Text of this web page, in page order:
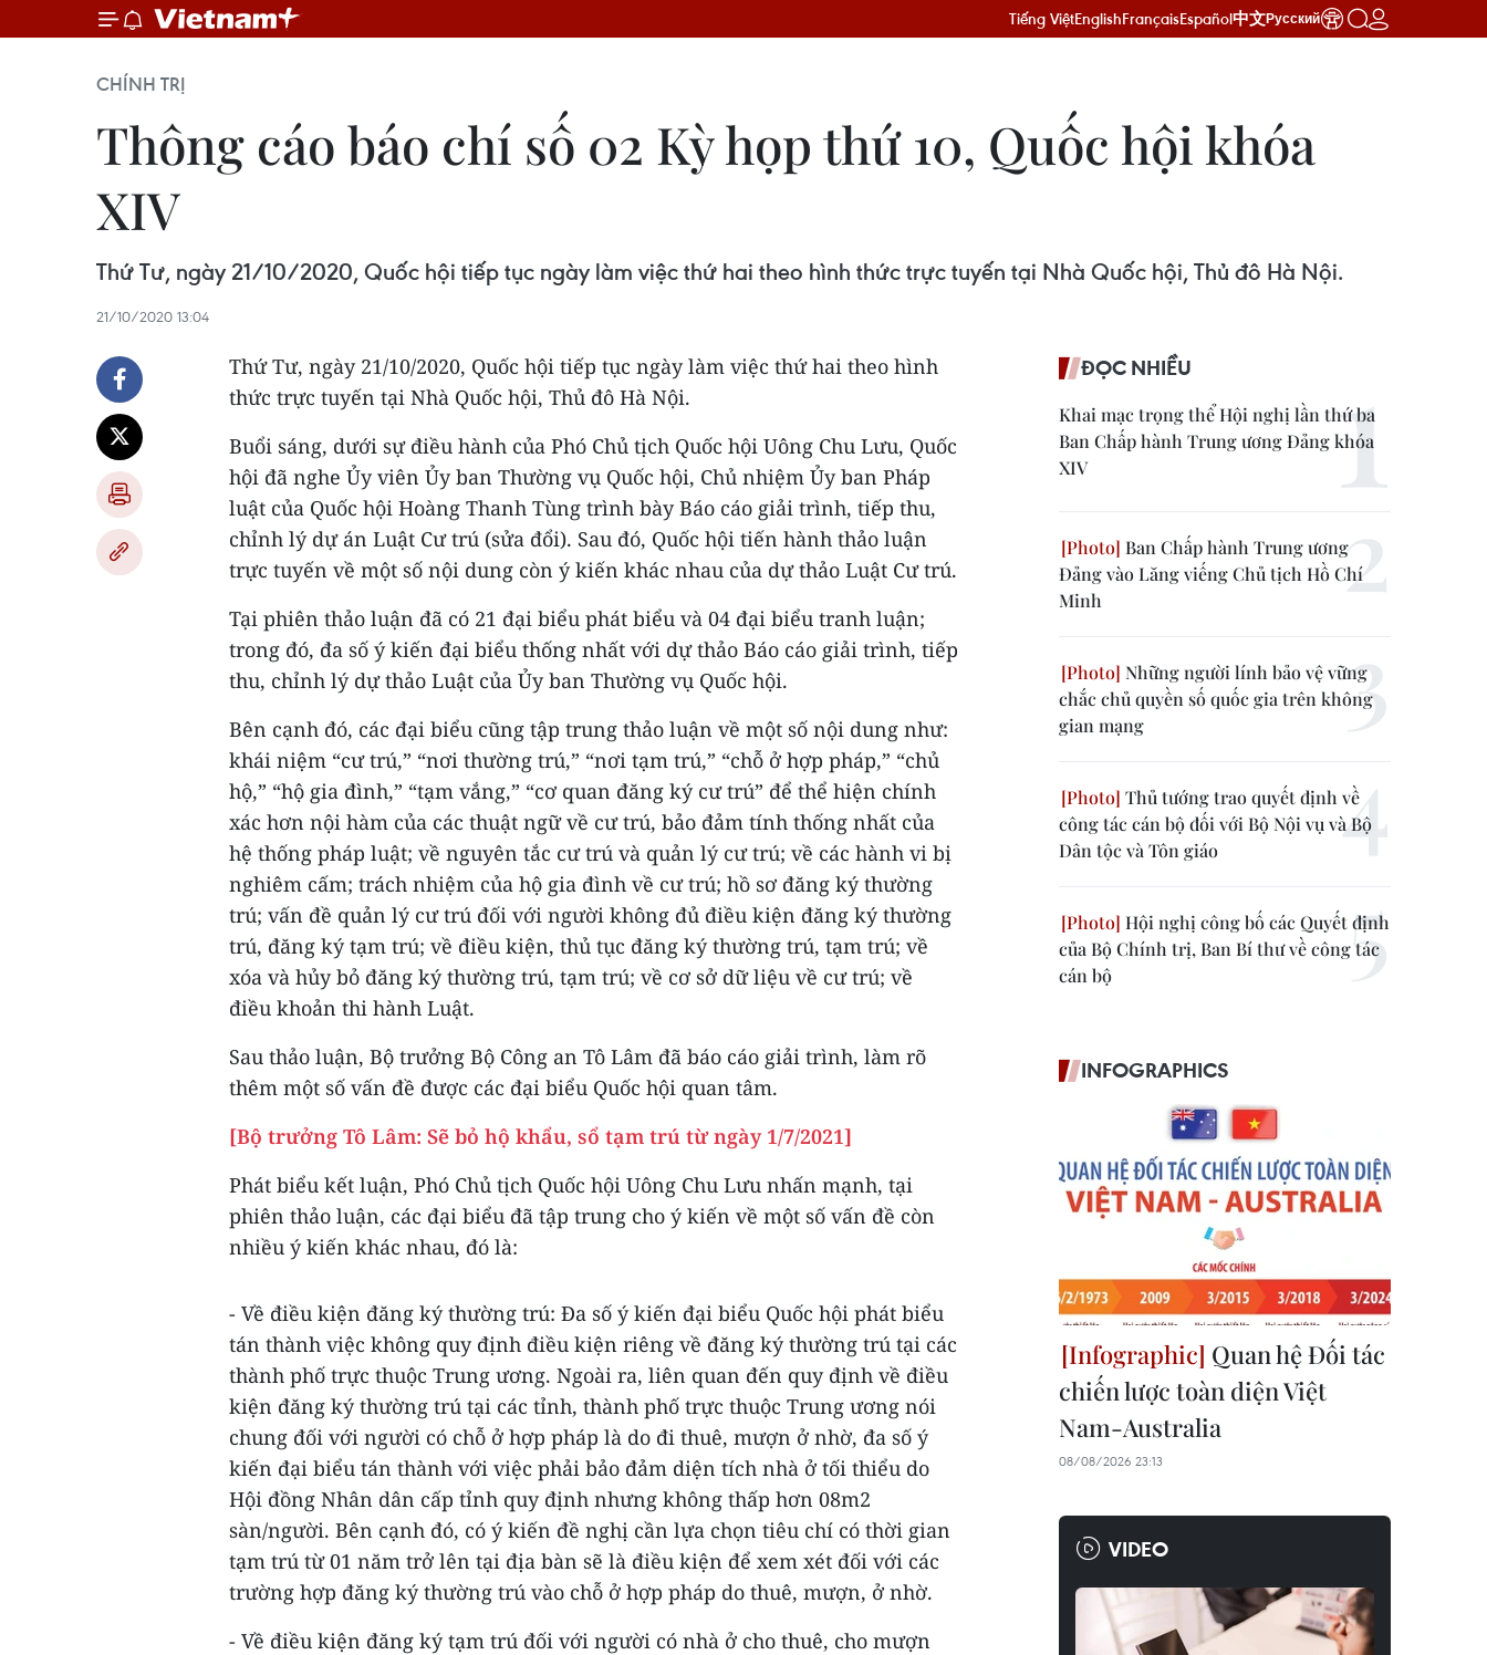
Tiếng ViệtEnglishFrançaisEspañol中文Русский
CHÍNH TRỊ
Thông cáo báo chí số 02 Kỳ họp thứ 10, Quốc hội khóa
XIV
Thứ Tư, ngày 21/10/2020, Quốc hội tiếp tục ngày làm việc thứ hai theo hình thức trực tuyến tại Nhà Quốc hội, Thủ đô Hà Nội.
21/10/2020 13:04
Thứ Tư, ngày 21/10/2020, Quốc hội tiếp tục ngày làm việc thứ hai theo hình
thức trực tuyến tại Nhà Quốc hội, Thủ đô Hà Nội.
Buổi sáng, dưới sự điều hành của Phó Chủ tịch Quốc hội Uông Chu Lưu, Quốc
hội đã nghe Ủy viên Ủy ban Thường vụ Quốc hội, Chủ nhiệm Ủy ban Pháp
luật của Quốc hội Hoàng Thanh Tùng trình bày Báo cáo giải trình, tiếp thu,
chỉnh lý dự án Luật Cư trú (sửa đổi). Sau đó, Quốc hội tiến hành thảo luận
trực tuyến về một số nội dung còn ý kiến khác nhau của dự thảo Luật Cư trú.
Tại phiên thảo luận đã có 21 đại biểu phát biểu và 04 đại biểu tranh luận;
trong đó, đa số ý kiến đại biểu thống nhất với dự thảo Báo cáo giải trình, tiếp
thu, chỉnh lý dự thảo Luật của Ủy ban Thường vụ Quốc hội.
Bên cạnh đó, các đại biểu cũng tập trung thảo luận về một số nội dung như:
khái niệm “cư trú,” “nơi thường trú,” “nơi tạm trú,” “chỗ ở hợp pháp,” “chủ
hộ,” “hộ gia đình,” “tạm vắng,” “cơ quan đăng ký cư trú” để thể hiện chính
xác hơn nội hàm của các thuật ngữ về cư trú, bảo đảm tính thống nhất của
hệ thống pháp luật; về nguyên tắc cư trú và quản lý cư trú; về các hành vi bị
nghiêm cấm; trách nhiệm của hộ gia đình về cư trú; hồ sơ đăng ký thường
trú; vấn đề quản lý cư trú đối với người không đủ điều kiện đăng ký thường
trú, đăng ký tạm trú; về điều kiện, thủ tục đăng ký thường trú, tạm trú; về
xóa và hủy bỏ đăng ký thường trú, tạm trú; về cơ sở dữ liệu về cư trú; về
điều khoản thi hành Luật.
Sau thảo luận, Bộ trưởng Bộ Công an Tô Lâm đã báo cáo giải trình, làm rõ
thêm một số vấn đề được các đại biểu Quốc hội quan tâm.
[Bộ trưởng Tô Lâm: Sẽ bỏ hộ khẩu, sổ tạm trú từ ngày 1/7/2021]
Phát biểu kết luận, Phó Chủ tịch Quốc hội Uông Chu Lưu nhấn mạnh, tại
phiên thảo luận, các đại biểu đã tập trung cho ý kiến về một số vấn đề còn
nhiều ý kiến khác nhau, đó là:
- Về điều kiện đăng ký thường trú: Đa số ý kiến đại biểu Quốc hội phát biểu
tán thành việc không quy định điều kiện riêng về đăng ký thường trú tại các
thành phố trực thuộc Trung ương. Ngoài ra, liên quan đến quy định về điều
kiện đăng ký thường trú tại các tỉnh, thành phố trực thuộc Trung ương nói
chung đối với người có chỗ ở hợp pháp là do đi thuê, mượn ở nhờ, đa số ý
kiến đại biểu tán thành với việc phải bảo đảm diện tích nhà ở tối thiểu do
Hội đồng Nhân dân cấp tỉnh quy định nhưng không thấp hơn 08m2
sàn/người. Bên cạnh đó, có ý kiến đề nghị cần lựa chọn tiêu chí có thời gian
tạm trú từ 01 năm trở lên tại địa bàn sẽ là điều kiện để xem xét đối với các
trường hợp đăng ký thường trú vào chỗ ở hợp pháp do thuê, mượn, ở nhờ.
- Về điều kiện đăng ký tạm trú đối với người có nhà ở cho thuê, cho mượn
ĐỌC NHIỀU
Khai mạc trọng thể Hội nghị lần thứ ba
Ban Chấp hành Trung ương Đảng khóa
XIV
Ban Chấp hành Trung ương
Đảng vào Lăng viếng Chủ tịch Hồ Chí
Minh
Những người lính bảo vệ vững
chắc chủ quyền số quốc gia trên không
gian mạng
Thủ tướng trao quyết định về
công tác cán bộ đối với Bộ Nội vụ và Bộ
Dân tộc và Tôn giáo
Hội nghị công bố các Quyết định
của Bộ Chính trị, Ban Bí thư về công tác
cán bộ
INFOGRAPHICS
Quan hệ Đối tác
chiến lược toàn diện Việt
Nam-Australia
08/08/2026 23:13
VIDEO